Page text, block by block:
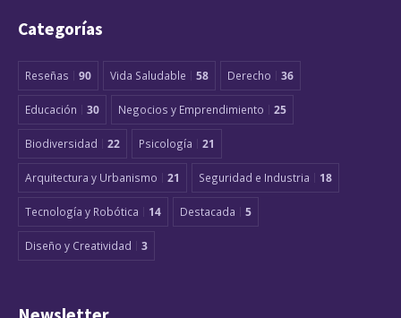
Categorías
Reseñas 90 Vida Saludable 58 Derecho 36
Educación 30 Negocios y Emprendimiento 25
Biodiversidad 22 Psicología 21
Arquitectura y Urbanismo 21 Seguridad e Industria 18
Tecnología y Robótica 14 Destacada 5
Diseño y Creatividad 3